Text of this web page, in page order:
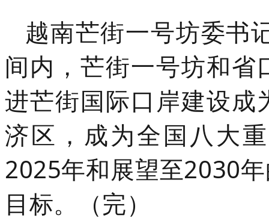
越南芒街一号坊委书
间内，芒街一号坊和
进芒街国际口岸建设成
济区，成为全国八大
2025年和展望至2030
目标。（完）